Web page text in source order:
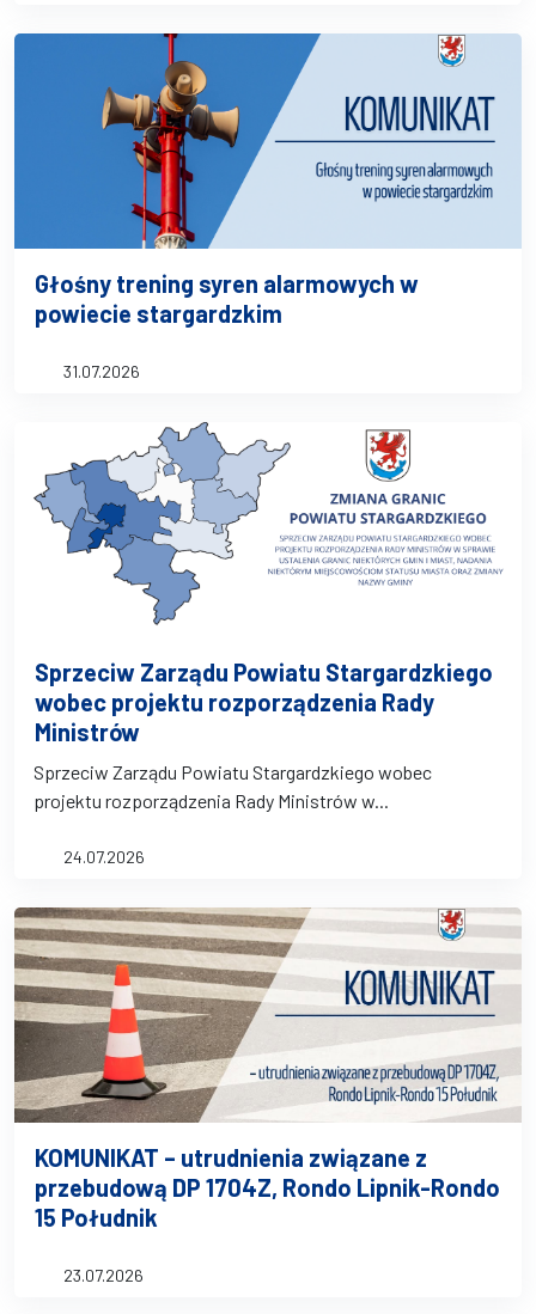
Głośny trening syren alarmowych w
powiecie stargardzkim
31.07.2026
Sprzeciw Zarządu Powiatu Stargardzkiego
wobec projektu rozporządzenia Rady
Ministrów
Sprzeciw Zarządu Powiatu Stargardzkiego wobec
projektu rozporządzenia Rady Ministrów w...
24.07.2026
KOMUNIKAT – utrudnienia związane z
przebudową DP 1704Z, Rondo Lipnik-Rondo
15 Południk
23.07.2026